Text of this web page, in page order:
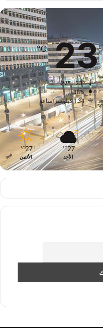
23
℃
27º - 23º
88%
1.34 كيلومتر/ساعة
27
℃
الأحد
27
℃
الأثنين